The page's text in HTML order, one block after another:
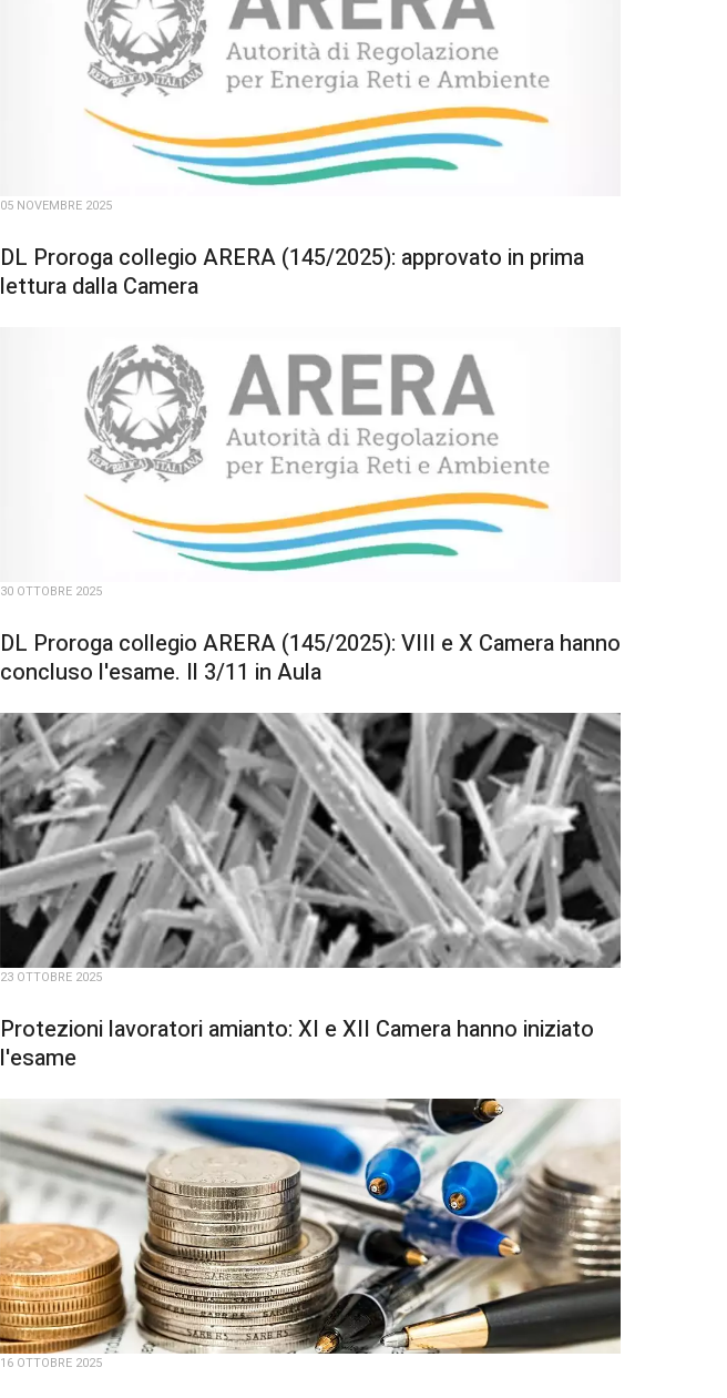
05 NOVEMBRE 2025
DL Proroga collegio ARERA (145/2025): approvato in prima
lettura dalla Camera
30 OTTOBRE 2025
DL Proroga collegio ARERA (145/2025): VIII e X Camera hanno
concluso l'esame. Il 3/11 in Aula
23 OTTOBRE 2025
Protezioni lavoratori amianto: XI e XII Camera hanno iniziato
l'esame
16 OTTOBRE 2025